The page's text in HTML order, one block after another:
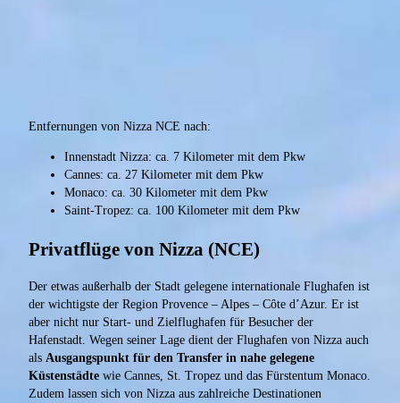
Entfernungen von Nizza NCE nach:
Innenstadt Nizza: ca. 7 Kilometer mit dem Pkw
Cannes: ca. 27 Kilometer mit dem Pkw
Monaco: ca. 30 Kilometer mit dem Pkw
Saint-Tropez: ca. 100 Kilometer mit dem Pkw
Privatflüge von Nizza (NCE)
Der etwas außerhalb der Stadt gelegene internationale Flughafen ist
der wichtigste der Region Provence – Alpes – Côte d’Azur. Er ist
aber nicht nur Start- und Zielflughafen für Besucher der
Hafenstadt. Wegen seiner Lage dient der Flughafen von Nizza auch
als Ausgangspunkt für den Transfer in nahe gelegene
Küstenstädte wie Cannes, St. Tropez und das Fürstentum Monaco.
Zudem lassen sich von Nizza aus zahlreiche Destinationen